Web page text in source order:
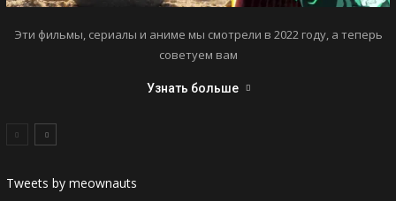
Эти фильмы, сериалы и аниме мы смотрели в 2022 году, а теперь
советуем вам
Узнать больше
Tweets by meownauts